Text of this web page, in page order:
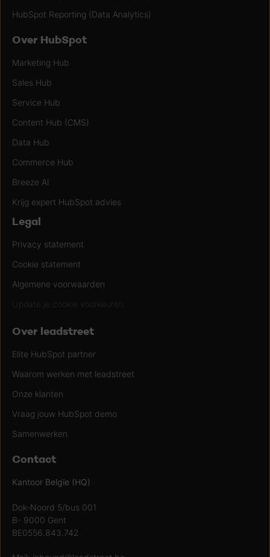
HubSpot Reporting (Data Analytics)
Over HubSpot
Marketing Hub
Sales Hub
Service Hub
Content Hub (CMS)
Data Hub
Commerce Hub
Breeze AI
Krijg expert HubSpot advies
Legal
Privacy statement
Cookie statement
Algemene voorwaarden
Update je cookie voorkeuren
Over leadstreet
Elite HubSpot partner
Waarom werken met leadstreet
Onze klanten
Vraag jouw HubSpot demo
Samenwerken
Contact
Kantoor Belgïe (HQ)
Dok-Noord 5/bus 001
B- 9000 Gent
BE0556.843.742